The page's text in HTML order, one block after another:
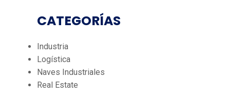
CATEGORÍAS
Industria
Logística
Naves Industriales
Real Estate